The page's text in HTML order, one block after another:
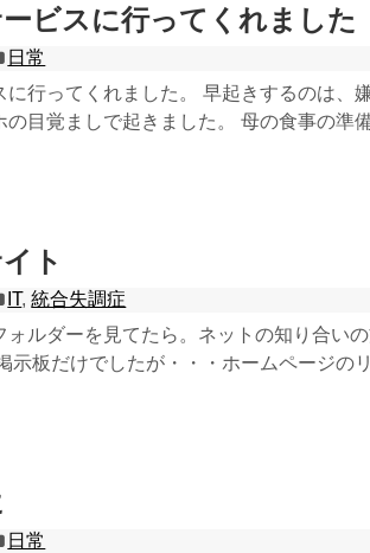
ビスに行ってくれました
日常
に行ってくれました。 早起きするのは、
の目覚ましで起きました。 母の食事の準
ト
IT,統合失調症
ォルダーを見てたら。ネットの知り合い
示板だけでしたが・・・ホームページの
日常